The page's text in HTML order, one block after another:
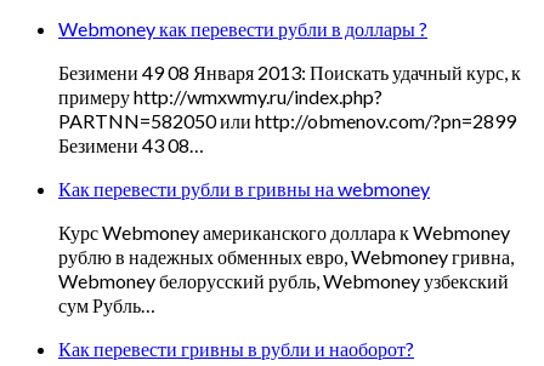
Webmoney как перевести рубли в доллары ?
Безимени 49 08 Января 2013: Поискать удачный курс, к
примеру http://wmxwmy.ru/index.php?
PARTNN=582050 или http://obmenov.com/?pn=2899
Безимени 43 08…
Как перевести рубли в гривны на webmoney
Курс Webmoney американского доллара к Webmoney
рублю в надежных обменных евро, Webmoney гривна,
Webmoney белорусский рубль, Webmoney узбекский
сум Рубль…
Как перевести гривны в рубли и наоборот?